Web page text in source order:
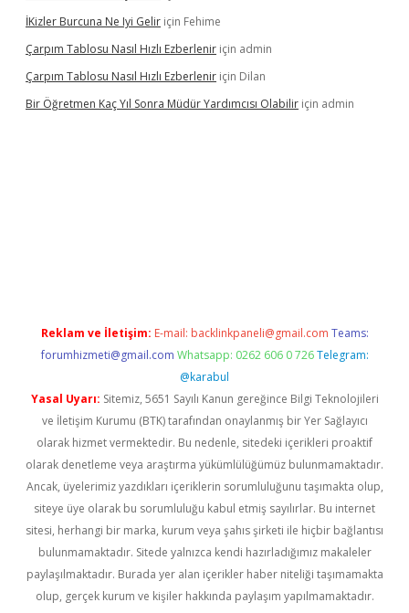
İKizler Burcuna Ne Iyi Gelir için Fehime
Çarpım Tablosu Nasıl Hızlı Ezberlenir için admin
Çarpım Tablosu Nasıl Hızlı Ezberlenir için Dilan
Bir Öğretmen Kaç Yıl Sonra Müdür Yardımcısı Olabilir için admin
Reklam ve İletişim: E-mail: backlinkpaneli@gmail.com Teams:
forumhizmeti@gmail.com Whatsapp: 0262 606 0 726 Telegram:
@karabul
Yasal Uyarı: Sitemiz, 5651 Sayılı Kanun gereğince Bilgi Teknolojileri
ve İletişim Kurumu (BTK) tarafından onaylanmış bir Yer Sağlayıcı
olarak hizmet vermektedir. Bu nedenle, sitedeki içerikleri proaktif
olarak denetleme veya araştırma yükümlülüğümüz bulunmamaktadır.
Ancak, üyelerimiz yazdıkları içeriklerin sorumluluğunu taşımakta olup,
siteye üye olarak bu sorumluluğu kabul etmiş sayılırlar. Bu internet
sitesi, herhangi bir marka, kurum veya şahıs şirketi ile hiçbir bağlantısı
bulunmamaktadır. Sitede yalnızca kendi hazırladığımız makaleler
paylaşılmaktadır. Burada yer alan içerikler haber niteliği taşımamakta
olup, gerçek kurum ve kişiler hakkında paylaşım yapılmamaktadır.